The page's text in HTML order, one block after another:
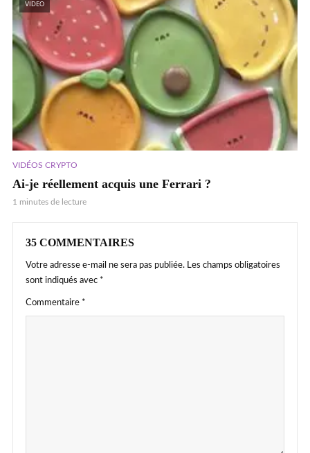
VIDEO
VIDÉOS CRYPTO
Ai-je réellement acquis une Ferrari ?
1 minutes de lecture
35 COMMENTAIRES
Votre adresse e-mail ne sera pas publiée. Les champs obligatoires
sont indiqués avec *
Commentaire *